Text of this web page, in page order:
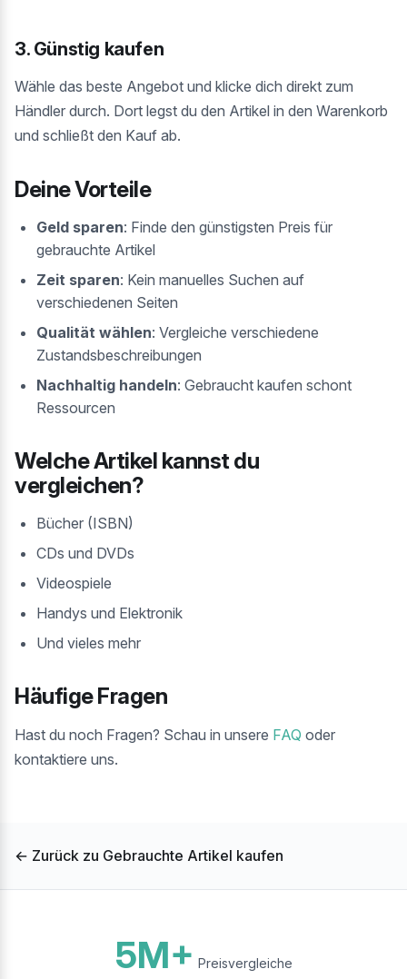
3. Günstig kaufen
Wähle das beste Angebot und klicke dich direkt zum
Händler durch. Dort legst du den Artikel in den Warenkorb
und schließt den Kauf ab.
Deine Vorteile
Geld sparen: Finde den günstigsten Preis für
gebrauchte Artikel
Zeit sparen: Kein manuelles Suchen auf
verschiedenen Seiten
Qualität wählen: Vergleiche verschiedene
Zustandsbeschreibungen
Nachhaltig handeln: Gebraucht kaufen schont
Ressourcen
Welche Artikel kannst du
vergleichen?
Bücher (ISBN)
CDs und DVDs
Videospiele
Handys und Elektronik
Und vieles mehr
Häufige Fragen
Hast du noch Fragen? Schau in unsere FAQ oder
kontaktiere uns.
← Zurück zu Gebrauchte Artikel kaufen
5M+ Preisvergleiche